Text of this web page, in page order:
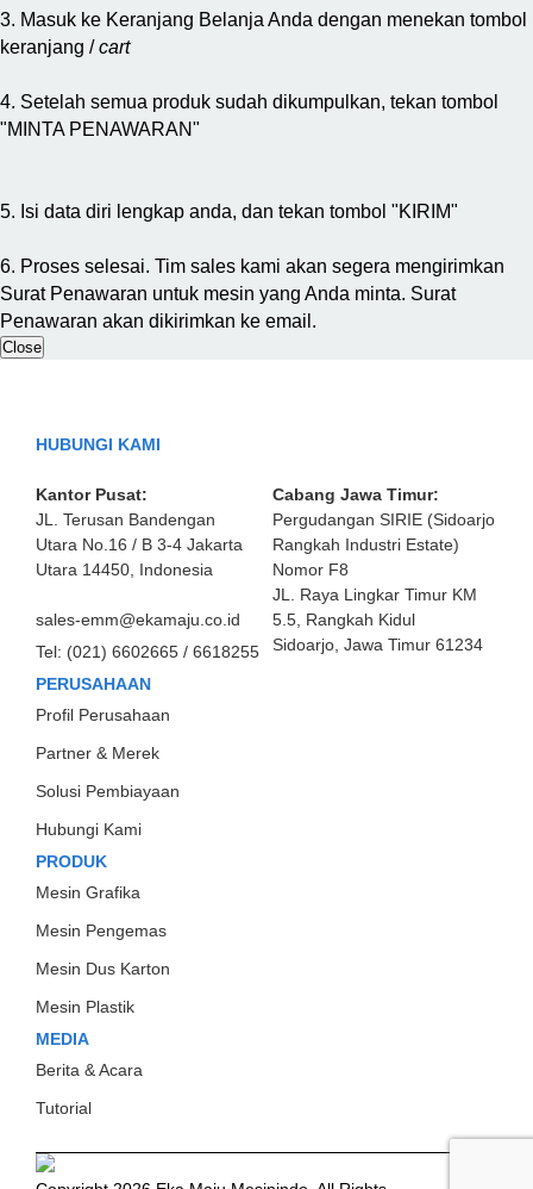
3. Masuk ke Keranjang Belanja Anda dengan menekan tombol
keranjang /cart
4. Setelah semua produk sudah dikumpulkan, tekan tombol
"MINTA PENAWARAN"
5. Isi data diri lengkap anda, dan tekan tombol "KIRIM"
6. Proses selesai. Tim sales kami akan segera mengirimkan
Surat Penawaran untuk mesin yang Anda minta. Surat
Penawaran akan dikirimkan ke email.
Close
HUBUNGI KAMI
Kantor Pusat:
JL. Terusan Bandengan
Utara No.16 / B 3-4 Jakarta
Utara 14450, Indonesia
sales-emm@ekamaju.co.id
Tel: (021) 6602665 / 6618255
Cabang Jawa Timur:
Pergudangan SIRIE (Sidoarjo
Rangkah Industri Estate)
Nomor F8
JL. Raya Lingkar Timur KM
5.5, Rangkah Kidul
Sidoarjo, Jawa Timur 61234
PERUSAHAAN
Profil Perusahaan
Partner & Merek
Solusi Pembiayaan
Hubungi Kami
PRODUK
Mesin Grafika
Mesin Pengemas
Mesin Dus Karton
Mesin Plastik
MEDIA
Berita & Acara
Tutorial